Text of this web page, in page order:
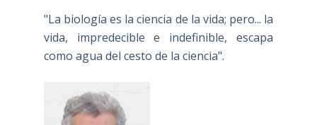
"La biología es la ciencia de la vida; pero... la
vida, impredecible e indefinible, escapa
como agua del cesto de la ciencia".